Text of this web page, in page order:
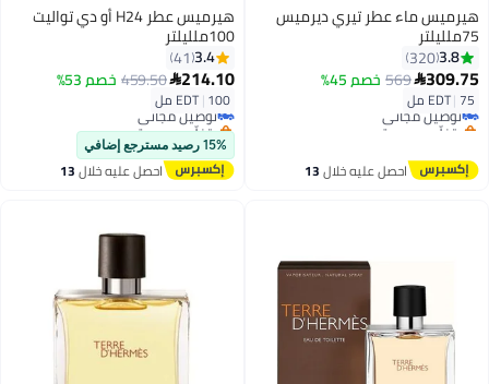
هيرميس ماء عطر تيري ديرميس
75ملليلتر
3.8
320
309.75
569 خصم 45%
EDT| 75 ملتوصيل مجاني
بتخلّص بسرعة
توصيل مجاني
احصل عليه خلال13
هيرميس عطر H24 أو دي تواليت
100ملليلتر
3.4
41
214.10
459.50خصم 53%
EDT|100 ملتوصيل مجاني
بتخلّص بسرعة
توصيل مجاني
15% رصيد مسترجع إضافي
احصل عليه خلال13